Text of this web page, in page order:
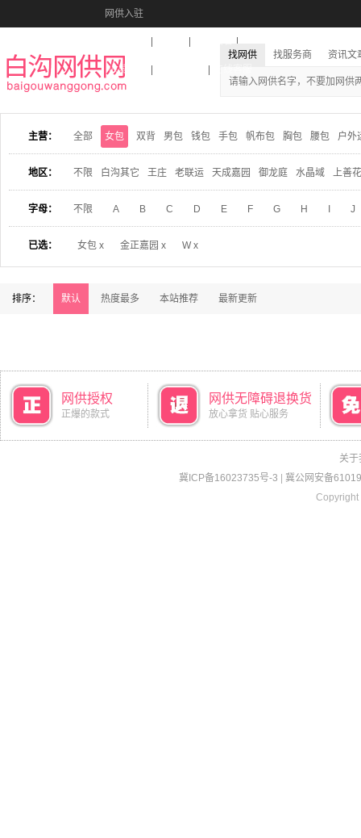
网供入驻
收藏本站
找网供 找服务商 资讯文
主营： 全部 女包 双背 男包 钱包 手包 帆布包 胸包 腰包 户外
地区： 不限 白沟其它 王庄 老联运 天成嘉园 御龙庭 水晶域 上善
字母： 不限 A B C D E F G H J
已选： 女包 x 金正嘉园 x W x
排序： 默认 热度最多 本站推荐 最新更新
网供授权
正爆的款式
网供无障碍退换货
放心拿货 贴心服务
关于
冀ICP备16023735号-3
冀公网安备